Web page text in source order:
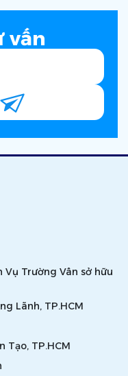
vấn
Vụ Trường Vân sở hữu
Lãnh, TP.HCM
Tạo, TP.HCM